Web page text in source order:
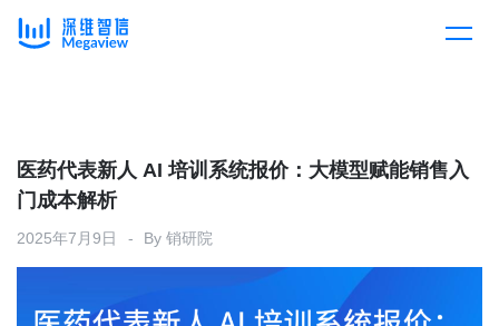
产品总览
产品集成
解决方案
按行业
客户案例
医药代表新人 AI 培训系统报价：大模型赋能销售入
门成本解析
2025年7月9日 By 销研院